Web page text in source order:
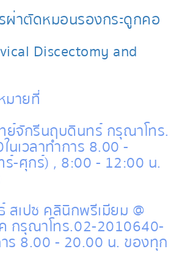
ผ่าตัดหมอนรองกระดูกคอ
Discectomy and
มายที่
ย์จักรีนฤบดินทร์ กรุณาโทร.
นเวลาทำการ 8.00 -
-ศุกร์) , 8:00 - 12:00 น.
สเปซ คลินิกพรีเมียม @
กรุณาโทร. 02-2010640-
าร 8.00 - 20.00 น. ของทุก